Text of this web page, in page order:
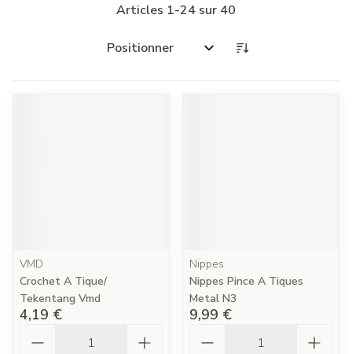
Articles 1-24 sur 40
Trier par:
VMD
Crochet A Tique/
Tekentang Vmd
4,19 €
Nippes
Nippes Pince A Tiques
Metal N3
9,99 €